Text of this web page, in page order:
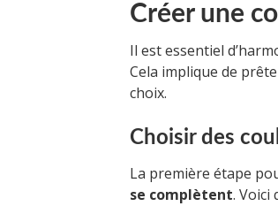
Créer une
Il est essentiel
Cela implique de
choix.
Choisir des
La première étape
se complètent. Voici